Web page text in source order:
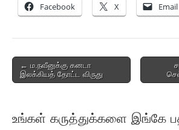
Facebook X Email
Post
navigation
← ம.நவீனுக்கு கனடா
இலக்கியத் தோட்ட விருது
உங்கள் கருத்துக்களை இங்கே